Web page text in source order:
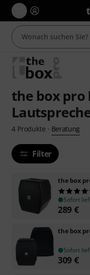
the box pro
4 Produkte · Beratung
Filter
the box
Sofort
289 €
the box
Sofort
309 €